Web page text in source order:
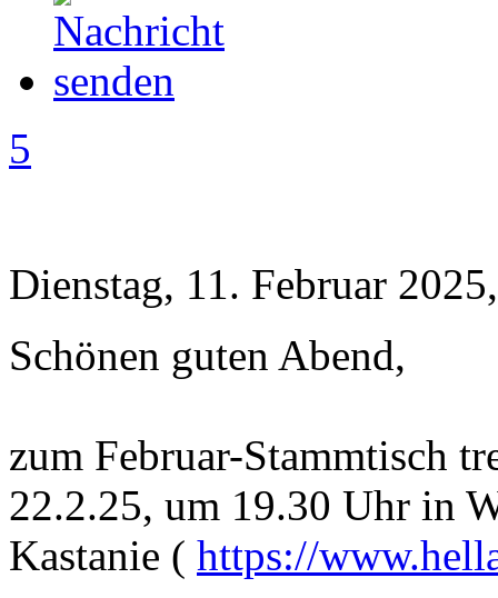
5
Dienstag, 11. Februar
Schönen guten Abend,
zum Februar-Stammtisch
22.2.25, um 19.30 Uhr in
Kastanie ( https://